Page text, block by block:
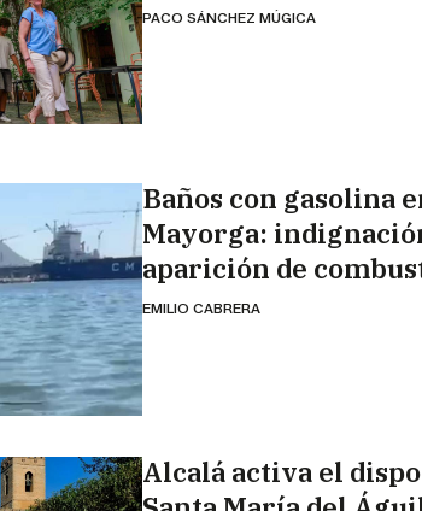
PACO SÁNCHEZ MÚGICA
Baños con gasolina
Mayorga:
aparición de
EMILIO CABRERA
Alcalá activa el